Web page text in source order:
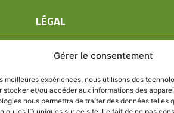
Gérer le consentement
meilleures expériences, nous utilisons des
stocker et/ou accéder aux informations des
nous permettra de traiter des données telles
LÉGAL
Mentions légales
Politique de confidentialité
Politique de cookies (UE)